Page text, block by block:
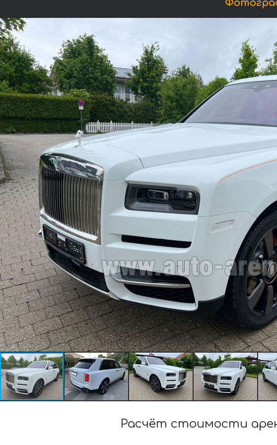
Расчёт стоимости